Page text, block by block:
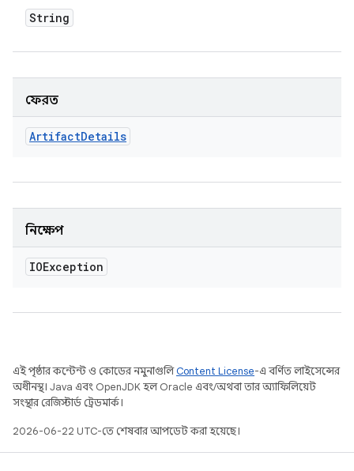
String
ফেরত
ArtifactDetails
নিক্ষেপ
IOException
এই পৃষ্ঠার কন্টেন্ট ও কোডের নমুনাগুলিContent License-এ বর্ণিত লাইসেন্সের
অধীনস্থ। Java এবং OpenJDK হল Oracle এবং/অথবা তার অ্যাফিলিয়েট
সংস্থার রেজিস্টার্ড ট্রেডমার্ক।
2026-06-22 UTC-তে শেষবার আপডেট করা হয়েছে।